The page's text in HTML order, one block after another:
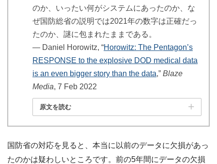
のか、いったい何がシステムにあったのか、な
ぜ国防総省の説明では2021年の数字は正確だっ
たのか、謎に包まれたままである。
― Daniel Horowitz, “Horowitz: The Pentagon’s
RESPONSE to the explosive DOD medical data
is an even bigger story than the data,” Blaze
Media, 7 Feb 2022
原文を読む
国防省の対応を見ると、本当に以前のデータに欠損があっ
たのかは疑わしいところです。前の5年間にデータの欠損